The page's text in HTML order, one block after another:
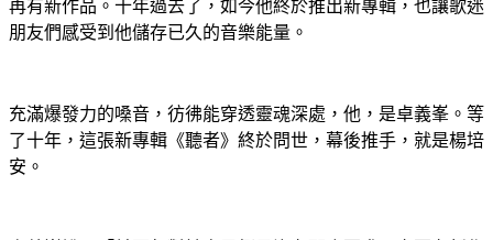
再有新作品。十年過去了，如今他終於推出新專輯，也讓歌迷
朋友們感受到他儲存已久的音樂能量。
充滿爆發力的嗓音，彷彿能穿透靈魂深處，他，是卓義峯。等
了十年，這張新專輯《聽者》終於問世，幕後推手，就是楊培
安。